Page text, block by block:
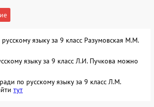
языку за 9 класс Разумовская М.М.
языку за 9 класс Л.И. Пучкова можно
по русскому языку за 9 класс Л.М.
тут